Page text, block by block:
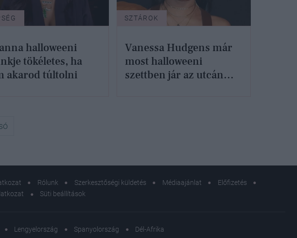
halloweeni
tökéletes, ha
akarod túltolni
SZTÁROK
Vanessa Hudgens már
most halloweeni
szettben jár az utcán...
Rólunk Szerkesztőségi küldetés Médiaajánlat
Előfizetés
Süti beállítások
Lengyelország Spanyolország Dél-Afrika